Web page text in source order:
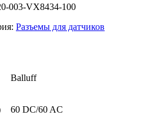
003-VX8434-100
Разъемы для датчиков
Balluff
60 DC/60 AC